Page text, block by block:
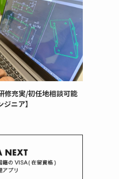
修充実/初任地相談可能
ジニア】